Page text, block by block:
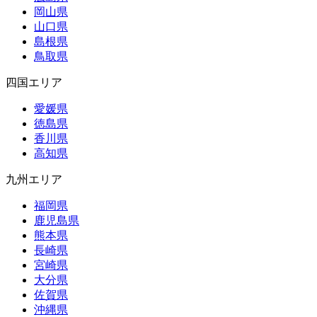
岡山県
山口県
島根県
鳥取県
四国エリア
愛媛県
徳島県
香川県
高知県
九州エリア
福岡県
鹿児島県
熊本県
長崎県
宮崎県
大分県
佐賀県
沖縄県